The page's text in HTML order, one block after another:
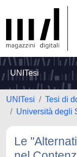
UNITesi
UNITesi
Tesi di
Università degli
Le